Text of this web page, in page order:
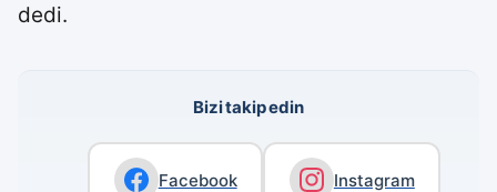
dedi.
Bizi takip edin
Facebook Instagram